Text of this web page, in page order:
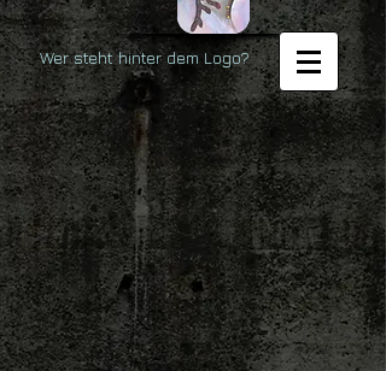
Wer steht hinter dem Logo?